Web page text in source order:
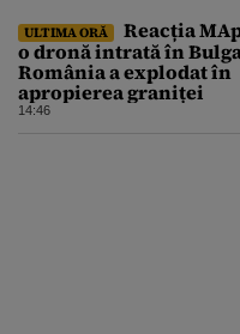
ULTIMA ORĂ
Reacția
o dronă intrată în
România a explodat în
apropierea graniței
14:46